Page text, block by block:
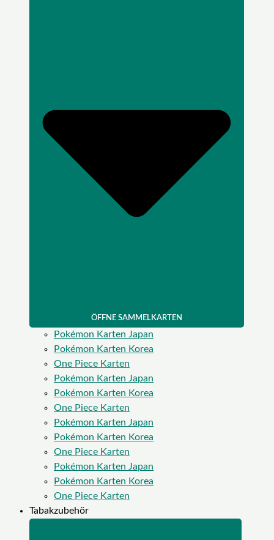
ÖFFNE SAMMELKARTEN
Pokémon Karten Japan
Pokémon Karten Korea
One Piece Karten
Pokémon Karten Japan
Pokémon Karten Korea
One Piece Karten
Pokémon Karten Japan
Pokémon Karten Korea
One Piece Karten
Pokémon Karten Japan
Pokémon Karten Korea
One Piece Karten
Tabakzubehör